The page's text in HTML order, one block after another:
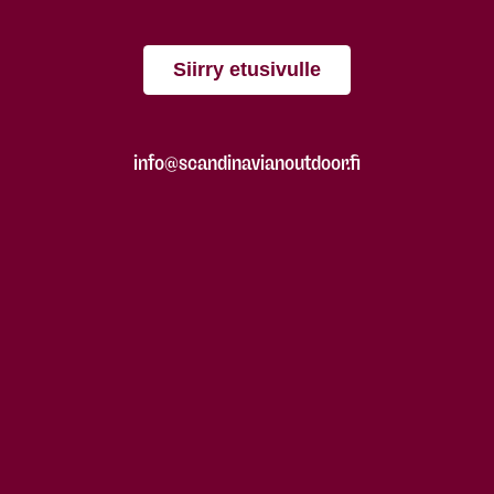
Siirry etusivulle
info@scandinavianoutdoor.fi